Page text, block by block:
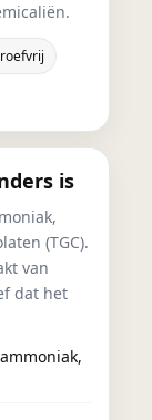
is
(TGC).
van
dat het